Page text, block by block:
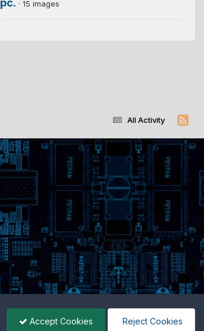
pc. · 15 images
All Activity
Accept Cookies Reject Cookies